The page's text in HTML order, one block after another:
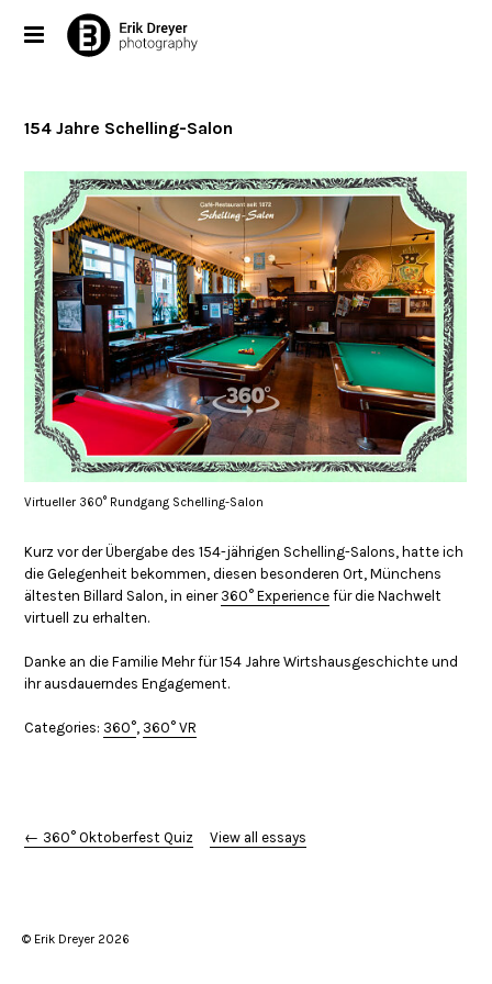
154 Jahre Schelling-Salon
Virtueller 360° Rundgang Schelling-Salon
Kurz vor der Übergabe des 154-jährigen Schelling-Salons, hatte ich
die Gelegenheit bekommen, diesen besonderen Ort, Münchens
ältesten Billard Salon, in einer 360° Experience für die Nachwelt
virtuell zu erhalten.
Danke an die Familie Mehr für 154 Jahre Wirtshausgeschichte und
ihr ausdauerndes Engagement.
Categories: 360°, 360° VR
← 360° Oktoberfest Quiz View all essays
© Erik Dreyer 2026